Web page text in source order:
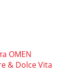
OMEN
& Dolce Vita